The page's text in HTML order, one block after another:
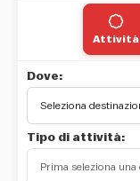
Attività
Dove:
Tipo di attività: